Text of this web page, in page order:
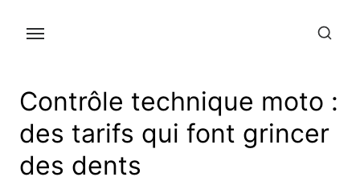
Contrôle technique moto :
des tarifs qui font grincer
des dents